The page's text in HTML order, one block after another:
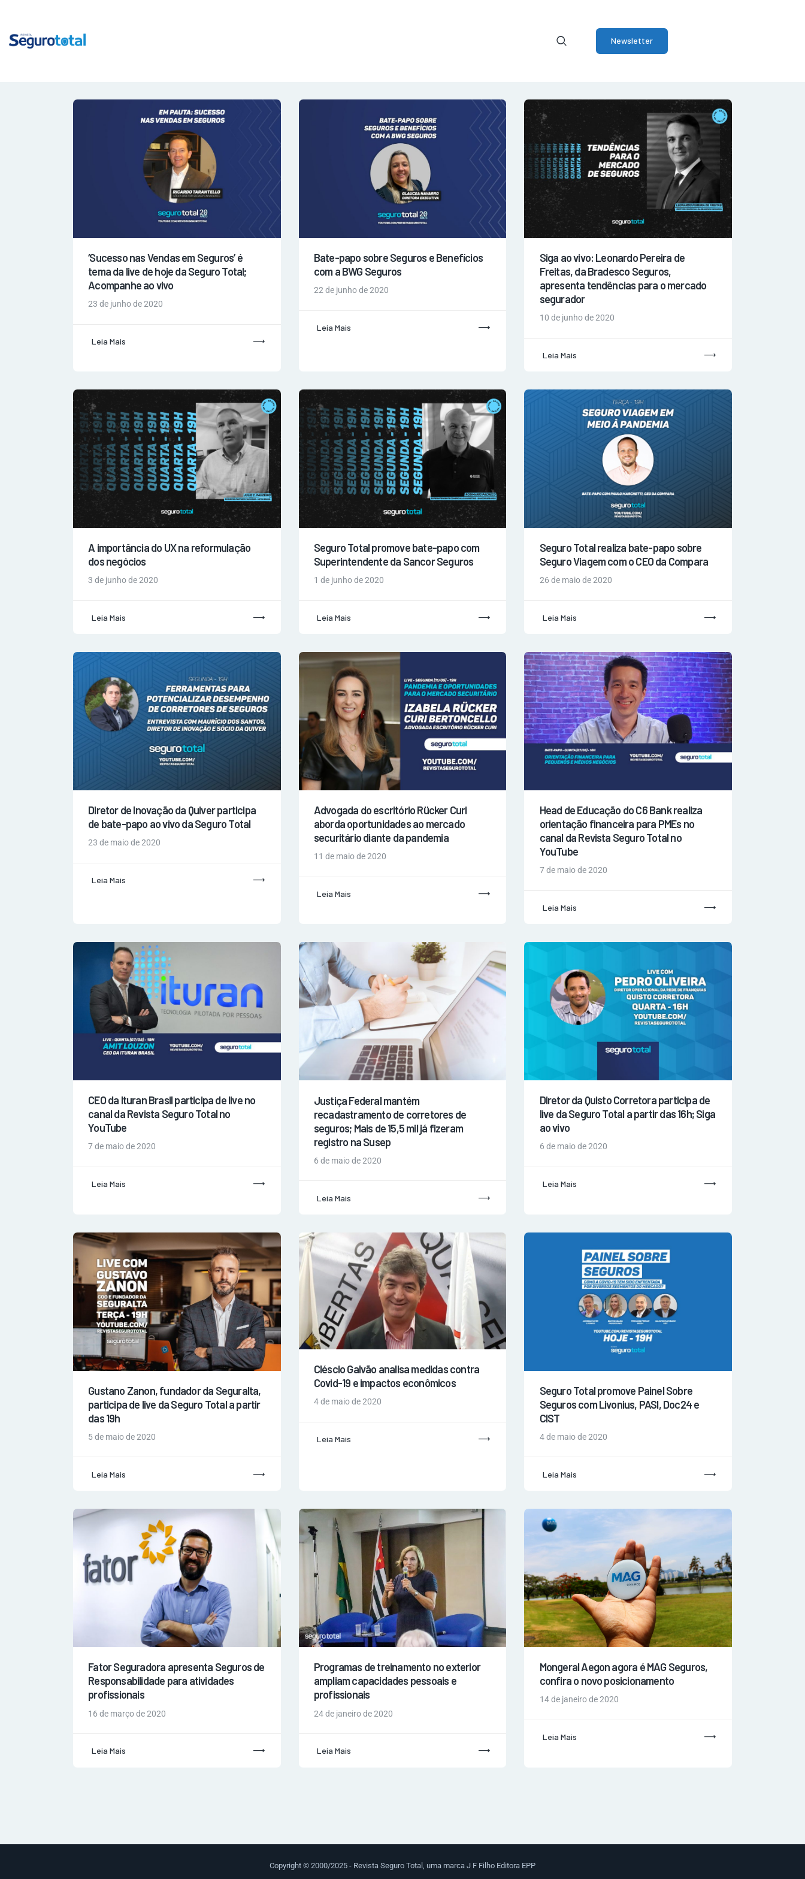
Newsletter
HOME
‘Sucesso nas Vendas em Seguros’ é
tema da live de hoje da Seguro Total;
Acompanhe ao vivo
23 de junho de 2020
Leia Mais
Bate-papo sobre Seguros e Benefícios
com a BWG Seguros
22 de junho de 2020
Leia Mais
Siga ao vivo: Leonardo Pereira de
Freitas, da Bradesco Seguros,
apresenta tendências para o mercado
segurador
10 de junho de 2020
Leia Mais
A importância do UX na reformulação
dos negócios
3 de junho de 2020
Leia Mais
Seguro Total promove bate-papo com
Superintendente da Sancor Seguros
1 de junho de 2020
Leia Mais
Seguro Total realiza bate-papo sobre
Seguro Viagem com o CEO da Compara
26 de maio de 2020
Leia Mais
Diretor de Inovação da Quiver participa
de bate-papo ao vivo da Seguro Total
23 de maio de 2020
Leia Mais
Advogada do escritório Rücker Curi
aborda oportunidades ao mercado
securitário diante da pandemia
11 de maio de 2020
Leia Mais
Head de Educação do C6 Bank realiza
orientação financeira para PMEs no
canal da Revista Seguro Total no
YouTube
7 de maio de 2020
Leia Mais
CEO da Ituran Brasil participa de live no
canal da Revista Seguro Total no
YouTube
7 de maio de 2020
Leia Mais
Justiça Federal mantém
recadastramento de corretores de
seguros; Mais de 15,5 mil já fizeram
registro na Susep
6 de maio de 2020
Leia Mais
Diretor da Quisto Corretora participa de
live da Seguro Total a partir das 16h; Siga
ao vivo
6 de maio de 2020
Leia Mais
Gustano Zanon, fundador da Seguralta,
participa de live da Seguro Total a partir
das 19h
5 de maio de 2020
Leia Mais
Cléscio Galvão analisa medidas contra
Covid-19 e impactos econômicos
4 de maio de 2020
Leia Mais
Seguro Total promove Painel Sobre
Seguros com Livonius, PASI, Doc24 e
CIST
4 de maio de 2020
Leia Mais
Fator Seguradora apresenta Seguros de
Responsabilidade para atividades
profissionais
16 de março de 2020
Leia Mais
Programas de treinamento no exterior
ampliam capacidades pessoais e
profissionais
24 de janeiro de 2020
Leia Mais
Mongeral Aegon agora é MAG Seguros,
confira o novo posicionamento
14 de janeiro de 2020
Leia Mais
Copyright © 2000/2025 - Revista Seguro Total, uma marca J F Filho Editora EPP